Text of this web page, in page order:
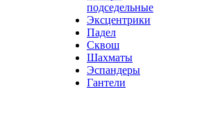
подседельные
Эксцентрики
Падел
Сквош
Шахматы
Эспандеры
Гантели